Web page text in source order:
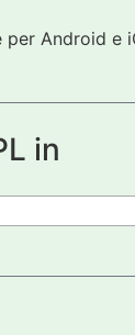
Android e
in